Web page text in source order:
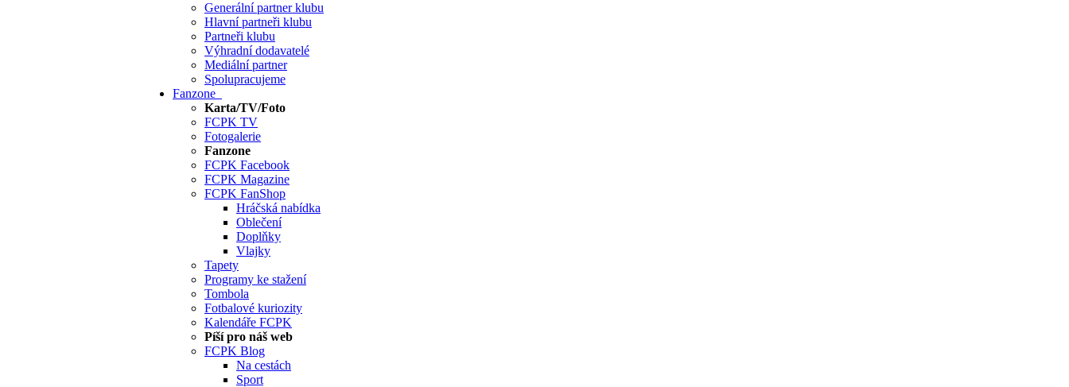
Generální partner klubu
Hlavní partneři klubu
Partneři klubu
Výhradní dodavatelé
Mediální partner
Spolupracujeme
Fanzone
Karta/TV/Foto
FCPK TV
Fotogalerie
Fanzone
FCPK Facebook
FCPK Magazine
FCPK FanShop
Hráčská nabídka
Oblečení
Doplňky
Vlajky
Tapety
Programy ke stažení
Tombola
Fotbalové kuriozity
Kalendáře FCPK
Píší pro náš web
FCPK Blog
Na cestách
Sport